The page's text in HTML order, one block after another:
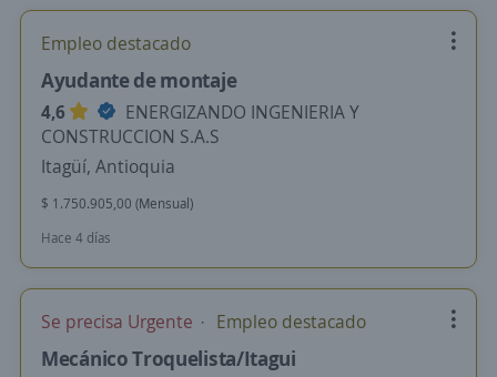
Empleo destacado
Ayudante de montaje
4,6
ENERGIZANDO INGENIERIA Y
CONSTRUCCION S.A.S
Itagüí, Antioquia
$ 1.750.905,00 (Mensual)
Hace 4 días
Se precisa Urgente Empleo destacado
Mecánico Troquelista/Itagui